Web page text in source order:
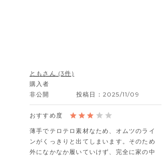
とも
3
購入者
非公開
投稿日 2025/11/09
薄手でテロテロ素材なため、オムツのライ
ンがくっきりと出てしまいます。そのため
外になかなか履いていけず、完全に家の中